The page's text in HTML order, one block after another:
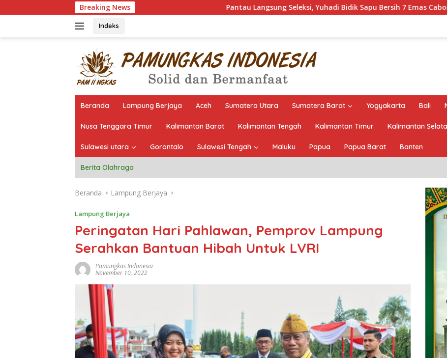
ke
Breaking News Pantau Langsung Seleksi, Yuhadi Bidik Sapu Bersih 7 Emas Cabor Karoke di Porwanas
Indeks
Beranda Lampung Berjaya Aceh Sumatera Utara Sumatera Barat Yogyakarta Bali
Nusa Tenggara Timur Kalimantan Barat Kalimantan Tengah Kalimantan Timur Kalimantan
Sulawesi utara Gorontalo Sulawesi Tengah Maluku Papua Papua Barat Banten
Berita Olahraga
Beranda Lampung Berjaya
Lampung Berjaya
Peringatan Hari Pahlawan, Pemprov Lampung
Serahkan Bantuan Hibah Untuk LVRI
Pamungkas Indonesia
November 10, 2022